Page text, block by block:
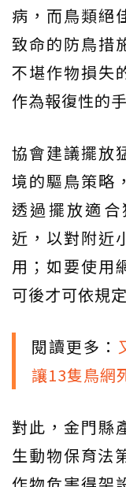
病，而鳥類絕
致命的防鳥措
不堪作物損失
作為報復性的
協會建議擺放
境的驅鳥策略
透過擺放適
近，以對附近
用；如要使用
可後才可依規
閱讀更多：
讓13隻鳥網
對此，金門縣
生動物保育法